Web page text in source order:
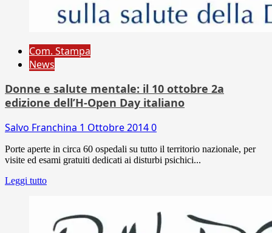
Com. Stampa
News
Donne e salute mentale: il 10 ottobre 2a
edizione dell’H-Open Day italiano
Salvo Franchina 1 Ottobre 20140
Porte aperte in circa 60 ospedali su tutto il territorio nazionale, per
visite ed esami gratuiti dedicati ai disturbi psichici...
Leggi tutto